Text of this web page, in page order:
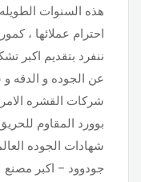
هذه السنوات
احترام عملائها ،
ننفرد بتقديم اكبر
عن الجوده و الدقه
شركات القشره
شهادات الجوده
جودوود – اكبر مصنع